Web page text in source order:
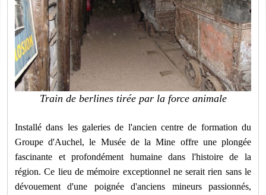
Train de berlines tirée par la force animale
Installé dans les galeries de l'ancien centre de formation du
Groupe d'Auchel, le Musée de la Mine offre une plongée
fascinante et profondément humaine dans l'histoire de la
région. Ce lieu de mémoire exceptionnel ne serait rien sans le
dévouement d'une poignée d'anciens mineurs passionnés,